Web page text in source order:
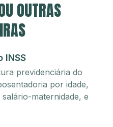
OUTRAS
INSS
previdenciária do
por idade,
maternidade, e